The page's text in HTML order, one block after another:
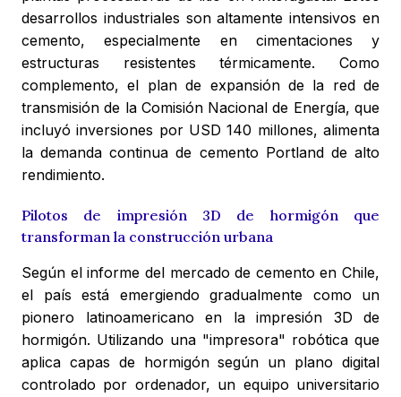
desarrollos industriales son altamente intensivos en
cemento, especialmente en cimentaciones y
estructuras resistentes térmicamente. Como
complemento, el plan de expansión de la red de
transmisión de la Comisión Nacional de Energía, que
incluyó inversiones por USD 140 millones, alimenta
la demanda continua de cemento Portland de alto
rendimiento.
Pilotos de impresión 3D de hormigón que
transforman la construcción urbana
Según el informe del mercado de cemento en Chile,
el país está emergiendo gradualmente como un
pionero latinoamericano en la impresión 3D de
hormigón. Utilizando una "impresora" robótica que
aplica capas de hormigón según un plano digital
controlado por ordenador, un equipo universitario